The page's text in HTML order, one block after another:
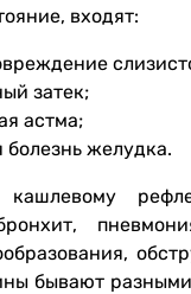
входят:
затек;
астма;
желудка.
бывают